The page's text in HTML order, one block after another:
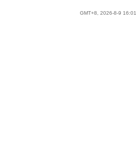
GMT+8, 2026-8-9 16:01